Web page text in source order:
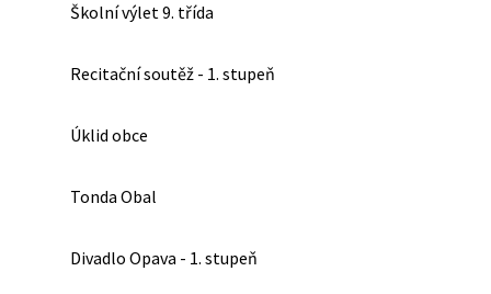
Školní výlet 9. třída
Recitační soutěž - 1. stupeň
Úklid obce
Tonda Obal
Divadlo Opava - 1. stupeň